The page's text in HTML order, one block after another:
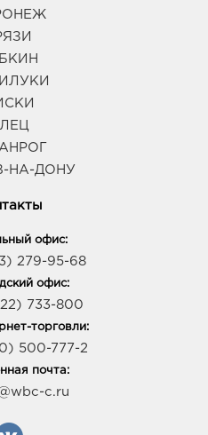
НА-ДОНУ
офис:
279-95-68
офис:
733-800
торговли:
500-777-2
почта:
c.ru